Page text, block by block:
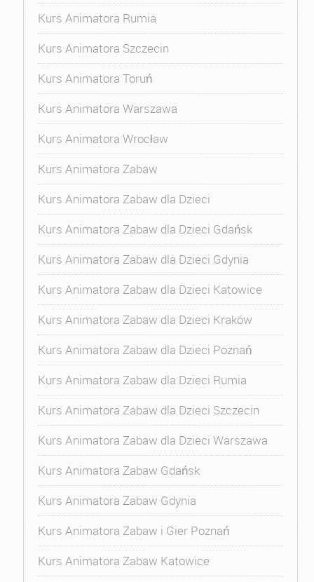
Kurs Animatora Rumia
Kurs Animatora Szczecin
Kurs Animatora Toruń
Kurs Animatora Warszawa
Kurs Animatora Wrocław
Kurs Animatora Zabaw
Kurs Animatora Zabaw dla Dzieci
Kurs Animatora Zabaw dla Dzieci Gdańsk
Kurs Animatora Zabaw dla Dzieci Gdynia
Kurs Animatora Zabaw dla Dzieci Katowice
Kurs Animatora Zabaw dla Dzieci Kraków
Kurs Animatora Zabaw dla Dzieci Poznań
Kurs Animatora Zabaw dla Dzieci Rumia
Kurs Animatora Zabaw dla Dzieci Szczecin
Kurs Animatora Zabaw dla Dzieci Warszawa
Kurs Animatora Zabaw Gdańsk
Kurs Animatora Zabaw Gdynia
Kurs Animatora Zabaw i Gier Poznań
Kurs Animatora Zabaw Katowice